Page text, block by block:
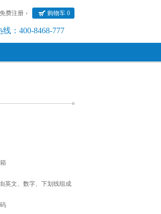
购物车 0
免费注册
线：400-8468-777
英文、数字、下划线组成